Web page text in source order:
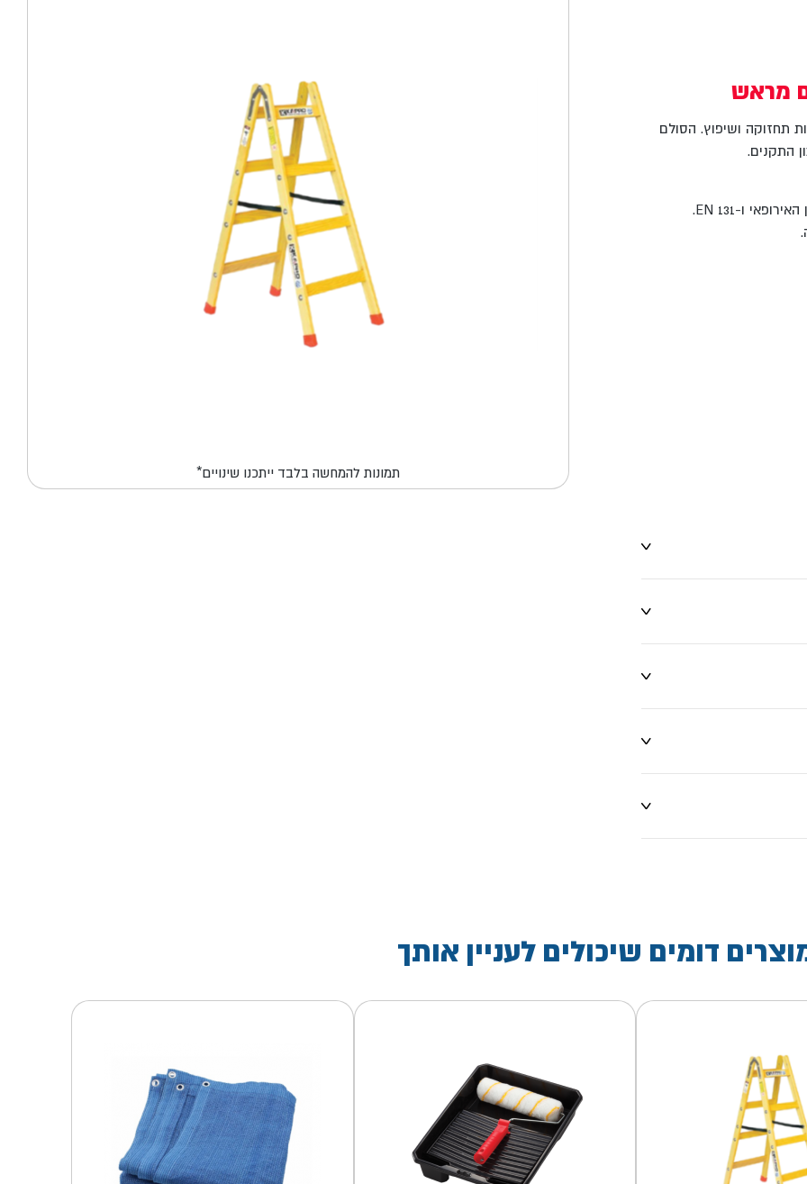
מראש
תחזוקה ושיפוץ. הסולם
התקנים.
*תמונות להמחשה בלבד ייתכנו שינויים
דומים שיכולים לעניין אותך